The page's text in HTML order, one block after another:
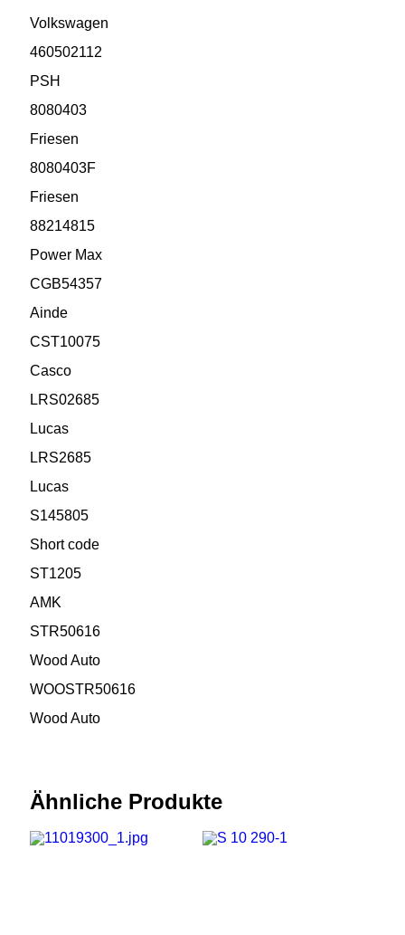
Volkswagen
460502112
PSH
8080403
Friesen
8080403F
Friesen
88214815
Power Max
CGB54357
Ainde
CST10075
Casco
LRS02685
Lucas
LRS2685
Lucas
S145805
Short code
ST1205
AMK
STR50616
Wood Auto
WOOSTR50616
Wood Auto
Ähnliche Produkte